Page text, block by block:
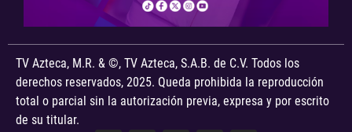
TV Azteca, M.R. & ©, TV Azteca, S.A.B. de C.V. Todos los
derechos reservados, 2025. Queda prohibida la reproducción
total o parcial sin la autorización previa, expresa y por escrito
de su titular.